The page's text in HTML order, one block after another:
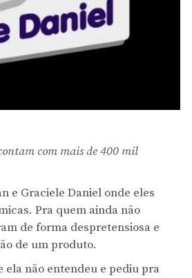
com mais de 400 mil
e Graciele Daniel onde eles
Pra quem ainda não
de forma despretensiosa e
de um produto.
ela não entendeu e pediu pra